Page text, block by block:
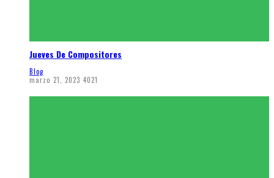
Jueves De Compositores
Blog
marzo 21, 2023 4021